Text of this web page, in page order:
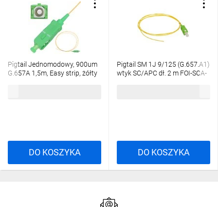
Pigtail Jednomodowy, 900um
G.657A 1,5m, Easy strip, żółty
DO KOSZYKA
Pigtail SM 1J 9/125 (G.657.A1)
wtyk SC/APC dł. 2 m FOI-SCA-
DO KOSZYKA